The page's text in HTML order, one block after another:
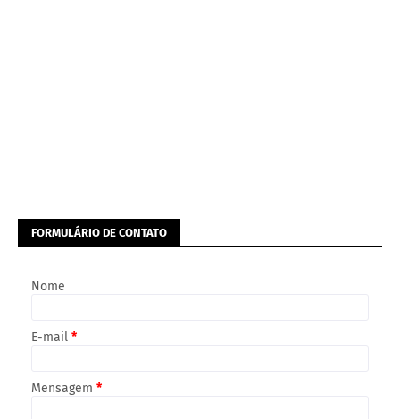
FORMULÁRIO DE CONTATO
Nome
E-mail *
Mensagem *